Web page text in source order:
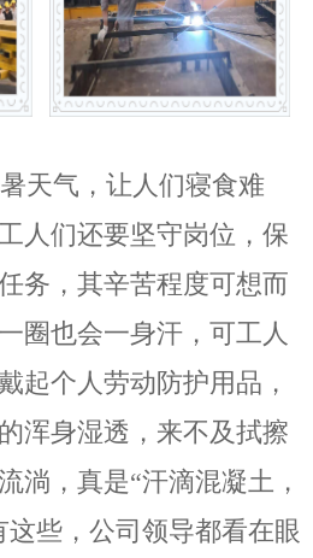
天气，让人们寝食难
人们还要坚守岗位，保
务，其辛苦程度可想而
圈也会一身汗，可工人
起个人劳动防护用品，
浑身湿透，来不及拭擦
淌，真是“汗滴混凝土，
些，公司领导都看在眼